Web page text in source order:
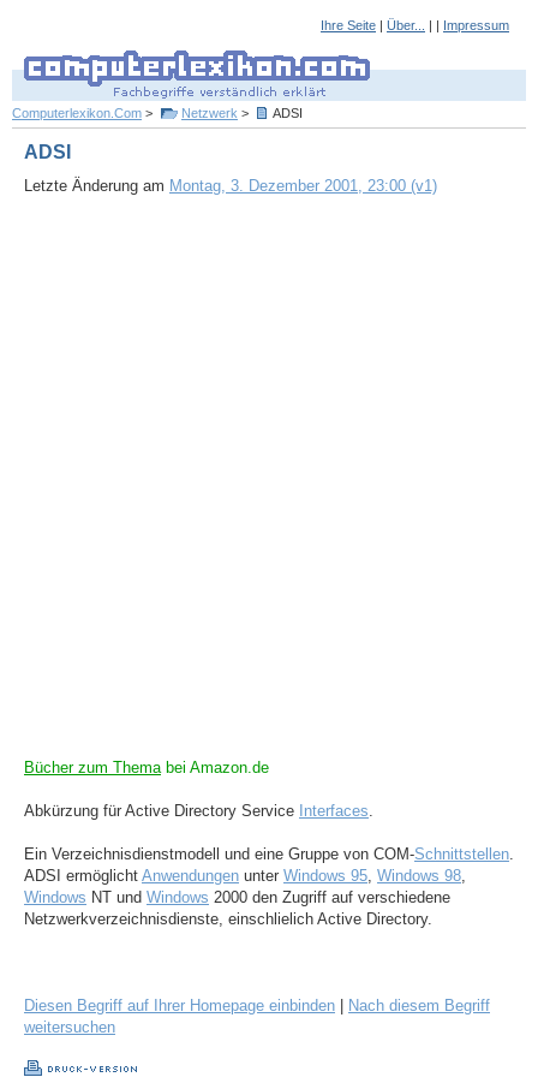
Ihre Seite | Über... | | Impressum
Computerlexikon.Com > Netzwerk > ADSI
ADSI
Letzte Änderung am Montag, 3. Dezember 2001, 23:00 (v1)
Bücher zum Themabei Amazon.de
Abkürzung für Active Directory Service Interfaces.
Ein Verzeichnisdienstmodell und eine Gruppe von COM-Schnittstellen.
ADSI ermöglicht Anwendungen unter Windows 95, Windows 98,
Windows NT und Windows 2000 den Zugriff auf verschiedene
Netzwerkverzeichnisdienste, einschlielich Active Directory.
Diesen Begriff auf Ihrer Homepage einbinden
Nach diesem Begriff
weitersuchen